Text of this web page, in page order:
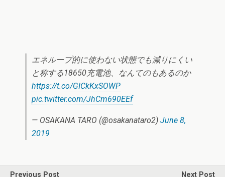
エネループ的に使わない状態でも減りにくい
と称する18650充電池、なんてのもあるのか
https://t.co/GICkKxSOWP
pic.twitter.com/JhCm690EEf
— OSAKANA TARO (@osakanataro2) June 8,
2019
Previous Post Next Post